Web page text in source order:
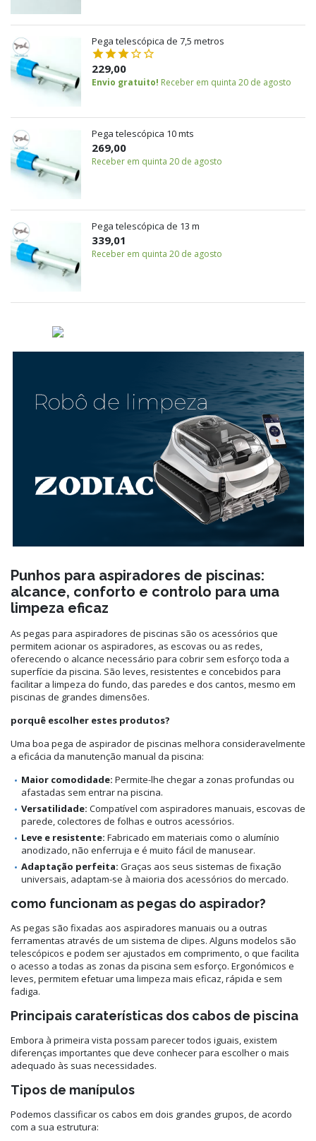
Pega telescópica de 7,5 metros
229,00
Envio gratuito! Receber em quinta 20 de agosto
Pega telescópica 10 mts
269,00
Receber em quinta 20 de agosto
Pega telescópica de 13 m
339,01
Receber em quinta 20 de agosto
Punhos para aspiradores de piscinas:
alcance, conforto e controlo para uma
limpeza eficaz
As pegas para aspiradores de piscinas são os acessórios que
permitem acionar os aspiradores, as escovas ou as redes,
oferecendo o alcance necessário para cobrir sem esforço toda a
superfície da piscina. São leves, resistentes e concebidos para
facilitar a limpeza do fundo, das paredes e dos cantos, mesmo em
piscinas de grandes dimensões.
porquê escolher estes produtos?
Uma boa pega de aspirador de piscinas melhora consideravelmente
a eficácia da manutenção manual da piscina:
Maior comodidade: Permite-lhe chegar a zonas profundas ou
afastadas sem entrar na piscina.
Versatilidade: Compatível com aspiradores manuais, escovas de
parede, colectores de folhas e outros acessórios.
Leve e resistente: Fabricado em materiais como o alumínio
anodizado, não enferruja e é muito fácil de manusear.
Adaptação perfeita: Graças aos seus sistemas de fixação
universais, adaptam-se à maioria dos acessórios do mercado.
como funcionam as pegas do aspirador?
As pegas são fixadas aos aspiradores manuais ou a outras
ferramentas através de um sistema de clipes. Alguns modelos são
telescópicos e podem ser ajustados em comprimento, o que facilita
o acesso a todas as zonas da piscina sem esforço. Ergonómicos e
leves, permitem efetuar uma limpeza mais eficaz, rápida e sem
fadiga.
Principais caraterísticas dos cabos de piscina
Embora à primeira vista possam parecer todos iguais, existem
diferenças importantes que deve conhecer para escolher o mais
adequado às suas necessidades.
Tipos de manípulos
Podemos classificar os cabos em dois grandes grupos, de acordo
com a sua estrutura: